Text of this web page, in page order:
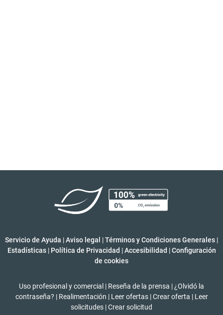
Servicio de Ayuda |Aviso legal |Términos y Condiciones Generales |
Estadísticas | Política de Privacidad | Accesibilidad | Configuración
de cookies
Uso profesional y comercial | Reseña de la prensa | ¿Olvidó la
contraseña? | Realimentación | Leer ofertas | Crear oferta | Leer
solicitudes |Crear solicitud